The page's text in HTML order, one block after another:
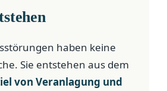
haben keine
Sie entstehen aus dem
von Veranlagung und